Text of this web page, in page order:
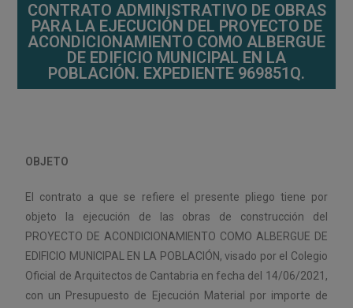
CONTRATO ADMINISTRATIVO DE OBRAS
PARA LA EJECUCIÓN DEL PROYECTO DE
ACONDICIONAMIENTO COMO ALBERGUE
DE EDIFICIO MUNICIPAL EN LA
POBLACIÓN. EXPEDIENTE 969851Q.
OBJETO
El contrato a que se refiere el presente pliego tiene por
objeto la ejecución de las obras de construcción del
PROYECTO DE ACONDICIONAMIENTO COMO ALBERGUE DE
EDIFICIO MUNICIPAL EN LA POBLACIÓN, visado por el Colegio
Oficial de Arquitectos de Cantabria en fecha del 14/06/2021,
con un Presupuesto de Ejecución Material por importe de